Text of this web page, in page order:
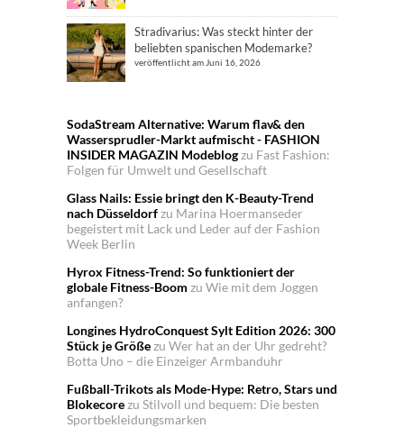
Stradivarius: Was steckt hinter der
beliebten spanischen Modemarke?
veröffentlicht am Juni 16, 2026
SodaStream Alternative: Warum flav& den
Wassersprudler-Markt aufmischt - FASHION
INSIDER MAGAZIN Modeblogzu Fast Fashion:
Folgen für Umwelt und Gesellschaft
Glass Nails: Essie bringt den K-Beauty-Trend
nach Düsseldorfzu Marina Hoermanseder
begeistert mit Lack und Leder auf der Fashion
Week Berlin
Hyrox Fitness-Trend: So funktioniert der
globale Fitness-Boom zu Wie mit dem Joggen
anfangen?
Longines HydroConquest Sylt Edition 2026: 300
Stück je Größezu Wer hat an der Uhr gedreht?
Botta Uno – die Einzeiger Armbanduhr
Fußball-Trikots als Mode-Hype: Retro, Stars und
Blokecorezu Stilvoll und bequem: Die besten
Sportbekleidungsmarken